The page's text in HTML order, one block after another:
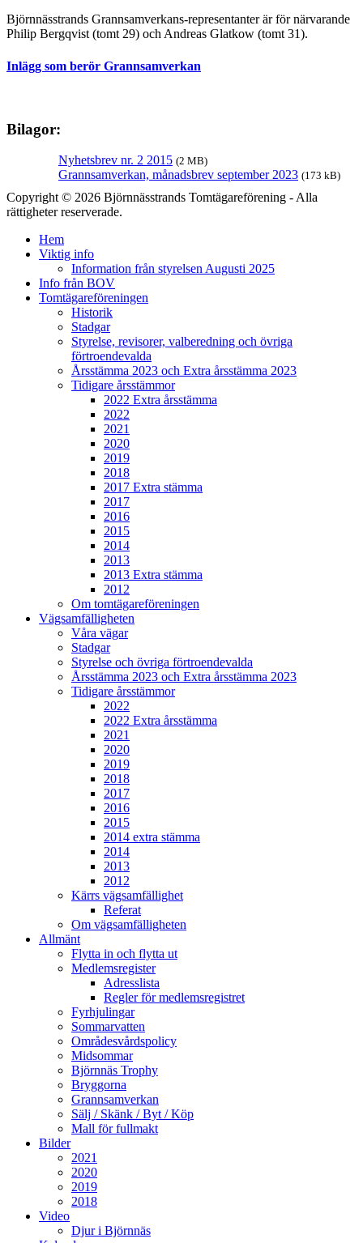
Björnnässtrands Grannsamverkans-representanter är för närvarande
Philip Bergqvist (tomt 29) och Andreas Glatkow (tomt 31).
Inlägg som berör Grannsamverkan
Bilagor:
Nyhetsbrev nr. 2 2015 (2 MB)
Grannsamverkan, månadsbrev september 2023 (173 kB)
Copyright © 2026 Björnnässtrands Tomtägareförening - Alla
rättigheter reserverade.
Hem
Viktig info
Information från styrelsen Augusti 2025
Info från BOV
Tomtägareföreningen
Historik
Stadgar
Styrelse, revisorer, valberedning och övriga
förtroendevalda
Årsstämma 2023 och Extra årsstämma 2023
Tidigare årsstämmor
2022 Extra årsstämma
2022
2021
2020
2019
2018
2017 Extra stämma
2017
2016
2015
2014
2013
2013 Extra stämma
2012
Om tomtägareföreningen
Vägsamfälligheten
Våra vägar
Stadgar
Styrelse och övriga förtroendevalda
Årsstämma 2023 och Extra årsstämma 2023
Tidigare årsstämmor
2022
2022 Extra årsstämma
2021
2020
2019
2018
2017
2016
2015
2014 extra stämma
2014
2013
2012
Kärrs vägsamfällighet
Referat
Om vägsamfälligheten
Allmänt
Flytta in och flytta ut
Medlemsregister
Adresslista
Regler för medlemsregistret
Fyrhjulingar
Sommarvatten
Områdesvårdspolicy
Midsommar
Björnnäs Trophy
Bryggorna
Grannsamverkan
Sälj / Skänk / Byt / Köp
Mall för fullmakt
Bilder
2021
2020
2019
2018
Video
Djur i Björnnäs